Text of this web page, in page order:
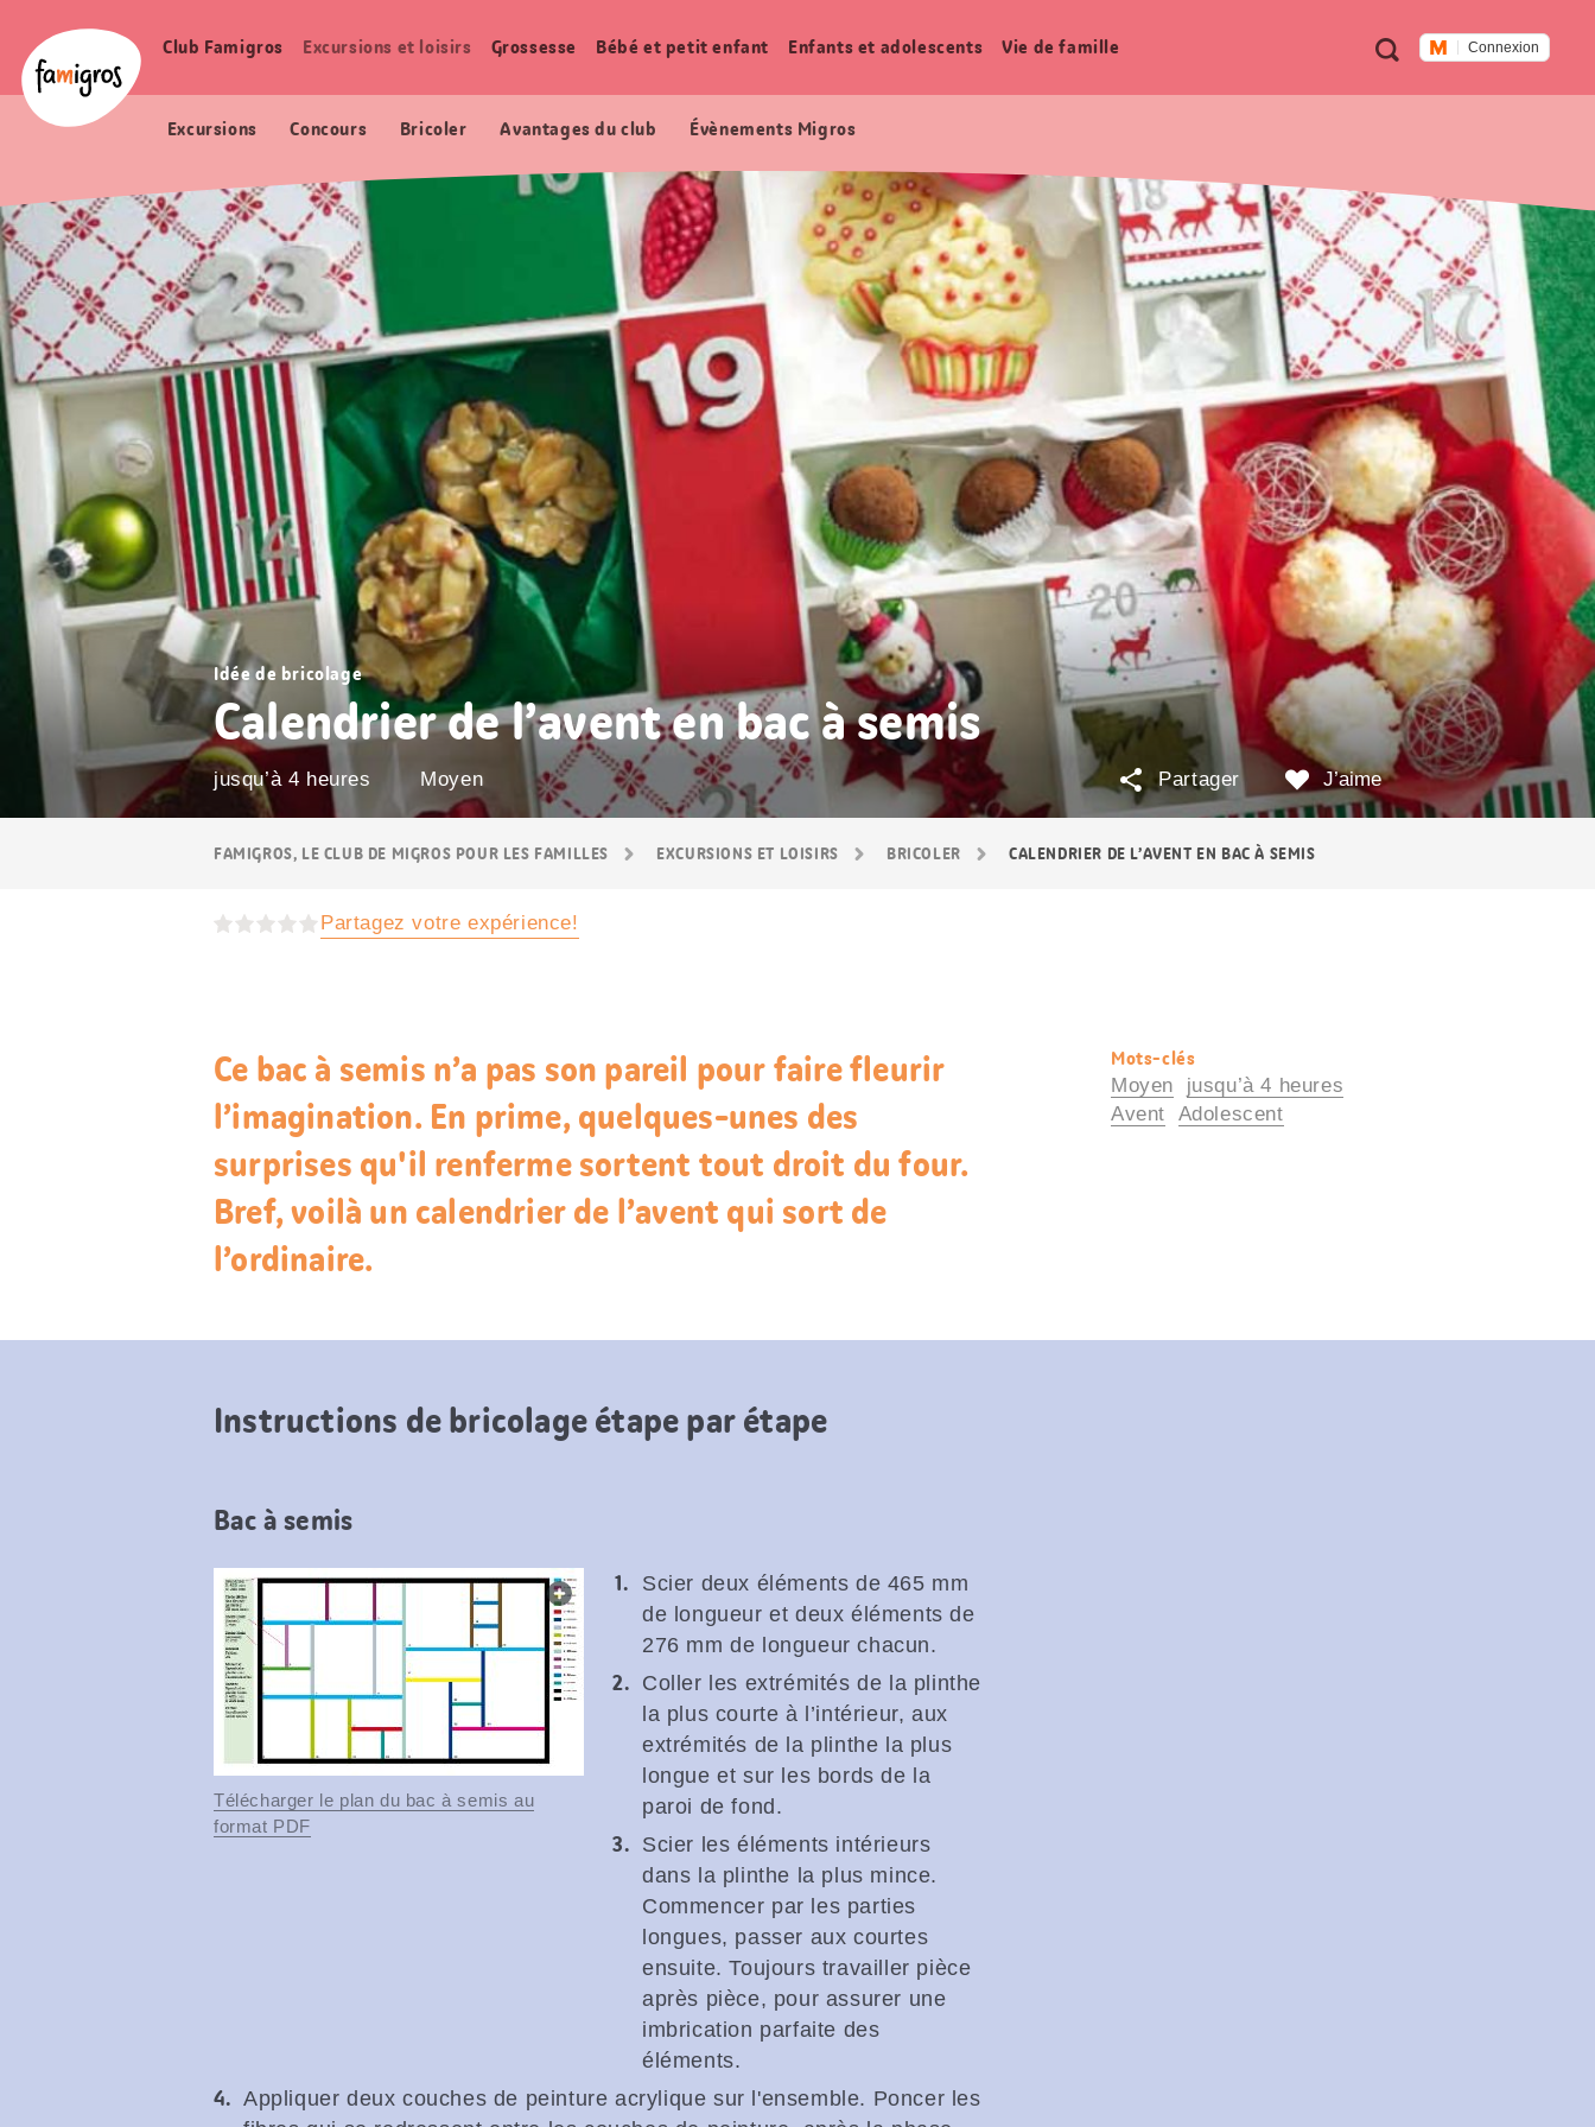
navigation
Logo
Métanavigation
RechercheConnexion
Navigation
Club Famigros Excursions et loisirs Grossesse Bébé et petit enfant Enfants et adolescents Vie de famille
Excursions Concours Bricoler Avantages du club Évènements Migros
FAMIGROS, LE CLUB DE MIGROS POUR LES FAMILLES EXCURSIONS ET LOISIRS BRICOLER CALENDRIER DE L’AVENT EN BAC À SEMIS
Partagez votre expérience!
Idée de bricolage
Calendrier de l’avent en bac à semis
jusqu’à 4 heures Moyen J’aime
Partager
Ce bac à semis n’a pas son pareil pour faire fleurir
l’imagination. En prime, quelques-unes des
surprises qu'il renferme sortent tout droit du four.
Bref, voilà un calendrier de l’avent qui sort de
l’ordinaire.
Informations
utiles
Mots-clés
Moyen
jusqu’à 4 heures
Avent
Adolescent
Instructions de bricolage étape par étape
Bac à semis
web.lightbox.openLink
Télécharger le plan du bac à semis au
format PDF
Scier deux éléments de 465 mm
de longueur et deux éléments de
276 mm de longueur chacun.
Coller les extrémités de la plinthe
la plus courte à l’intérieur, aux
extrémités de la plinthe la plus
longue et sur les bords de la
paroi de fond.
Scier les éléments intérieurs
dans la plinthe la plus mince.
Commencer par les parties
longues, passer aux courtes
ensuite. Toujours travailler pièce
après pièce, pour assurer une
imbrication parfaite des
éléments.
Appliquer deux couches de peinture acrylique sur l'ensemble. Poncer les